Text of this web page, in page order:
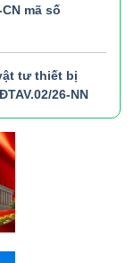
mã số
tư thiết bị
26-NN